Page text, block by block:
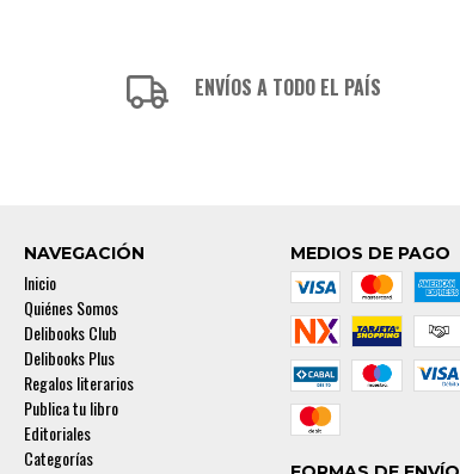
ENVÍOS A TODO EL PAÍS
NAVEGACIÓN
Inicio
Quiénes Somos
Delibooks Club
Delibooks Plus
Regalos literarios
Publica tu libro
Editoriales
Categorías
MEDIOS DE PAGO